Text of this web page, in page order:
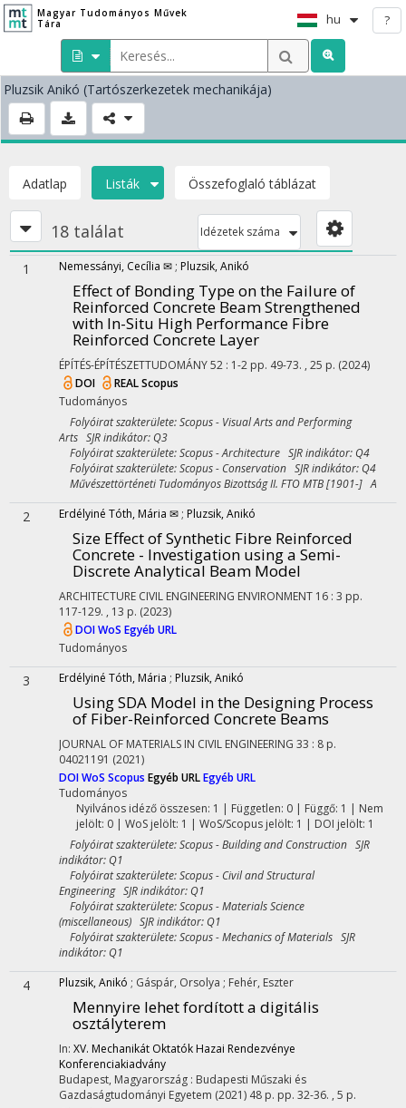
Magyar Tudományos Művek
Tára
hu ?
Pluzsik Anikó (Tartószerkezetek mechanikája)
Adatlap Listák Összefoglaló táblázat
18 találat Idézetek száma
1 Nemessányi, Cecília ✉ ; Pluzsik, Anikó
Effect of Bonding Type on the Failure of
Reinforced Concrete Beam Strengthened
with In-Situ High Performance Fibre
Reinforced Concrete Layer
ÉPÍTÉS-ÉPÍTÉSZETTUDOMÁNY52 : 1-2 pp. 49-73. , 25 p. (2024)
DOI
REALScopus
Tudományos
Folyóirat szakterülete: Scopus - Visual Arts and Performing
Arts SJR indikátor: Q3
Folyóirat szakterülete: Scopus - Architecture SJR indikátor: Q4
Folyóirat szakterülete: Scopus - Conservation SJR indikátor: Q4
Művészettörténeti Tudományos Bizottság II. FTO MTB [1901-] A
2 Erdélyiné Tóth, Mária ✉ ; Pluzsik, Anikó
Size Effect of Synthetic Fibre Reinforced
Concrete - Investigation using a Semi-
Discrete Analytical Beam Model
ARCHITECTURE CIVIL ENGINEERING ENVIRONMENT 16 : 3 pp.
117-129. , 13 p. (2023)
DOIWoS Egyéb URL
Tudományos
3 Erdélyiné Tóth, Mária ; Pluzsik, Anikó
Using SDA Model in the Designing Process
of Fiber-Reinforced Concrete Beams
JOURNAL OF MATERIALS IN CIVIL ENGINEERING 33 : 8 p.
04021191 (2021)
DOIWoS Scopus Egyéb URLEgyéb URL
Tudományos
Nyilvános idéző összesen: 1 | Független: 0 | Függő: 1 | Nem
jelölt: 0 | WoS jelölt: 1 | WoS/Scopus jelölt: 1 | DOI jelölt: 1
Folyóirat szakterülete: Scopus - Building and Construction SJR
indikátor: Q1
Folyóirat szakterülete: Scopus - Civil and Structural
Engineering SJR indikátor: Q1
Folyóirat szakterülete: Scopus - Materials Science
(miscellaneous) SJR indikátor: Q1
Folyóirat szakterülete: Scopus - Mechanics of Materials SJR
indikátor: Q1
4 Pluzsik, Anikó ; Gáspár, Orsolya ; Fehér, Eszter
Mennyire lehet fordított a digitális
osztályterem
In: XV. Mechanikát Oktatók Hazai Rendezvénye
Konferenciakiadvány
Budapest, Magyarország : Budapesti Műszaki és
Gazdaságtudományi Egyetem (2021) 48 p. pp. 32-36. , 5 p.